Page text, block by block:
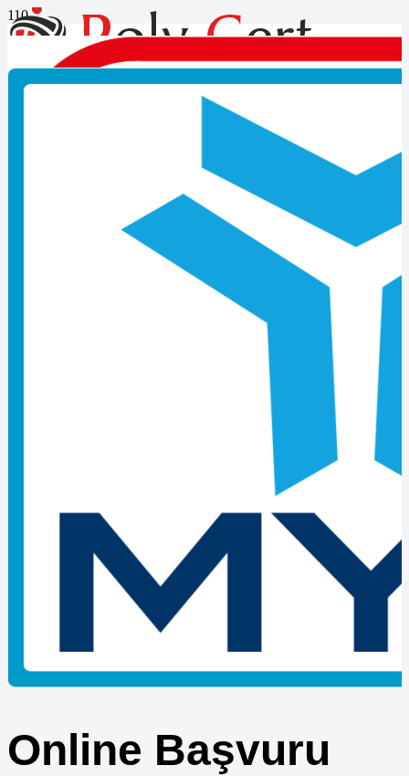
Son Yazılar
Mesleki Yeterlilik Belgesi Nedir?
İzmir MYK Belgesi Başvurusu Nasıl Yapılır?
Kocaeli MYK Belgesi Başvurusu Nasıl Yapılır?
MYK Belgesi Zorunlu Meslekler Listesi
MYK Belgesi Nasıl Alınır? Güncel Başvuru Rehberi
Ustalık Belgesi Almadan Dükkan Açılabilir mi
MYK Belgesi Almayan İşletmelere Yaptırım
Çıraklık Okulunda Belge Sınavı Tarihleri
Ustalık Belgesi ile Taşeronluk Yapılır mı
MYK Belgesi Olmayan Çalışanların İş Kazasındaki Durumu
Çıraklık Belgesi ile Hangi İşlerde Çalışılır?
MYK Belgesi Sorgulama İşlemi Nasıl Yapılır?
Belge Geçerlilik Süresi Bitince Ne Yapılmalı?
MYK Sınavlarında Yanlış Doğruyu Götürür mü?
Vinç Sınavına Girmek için Başvuru Belgeleri Nelerdir?
Çıraklık Belgesi ile Üniversiteye Geçiş Mümkün mü
Forklift Kazalarında Belge Kontrolü
Forklift Sınav Sonuçları Ne Zaman Açıklanır
Satış Danışmanı Seviye 3 ile Seviye 4 Farkları
Lojistik Şoförleri için Zorunlu Eğitimler
Makine Teknikeri Belgesi Nereden Alınır
Online Başvuru